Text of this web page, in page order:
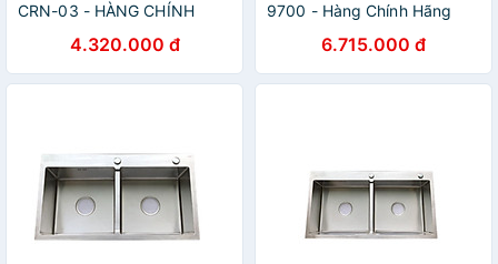
CRN-03 - HÀNG CHÍNH
4.320.000 đ
9700 - Hàng Chính Hãng
6.715.000 đ